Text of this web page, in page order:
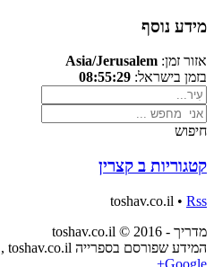
מידע נוסף
אזור זמן: Asia/Jerusalem
בזמן בישראל: 08:55:29
חיפוש
קטגוריות ב קצרין
toshav.co.il • Rss
מדריך - toshav.co.il © 2016
המידע שפורסם בספרייה toshav.co.il , הוא לעיון בלבד.
Google+